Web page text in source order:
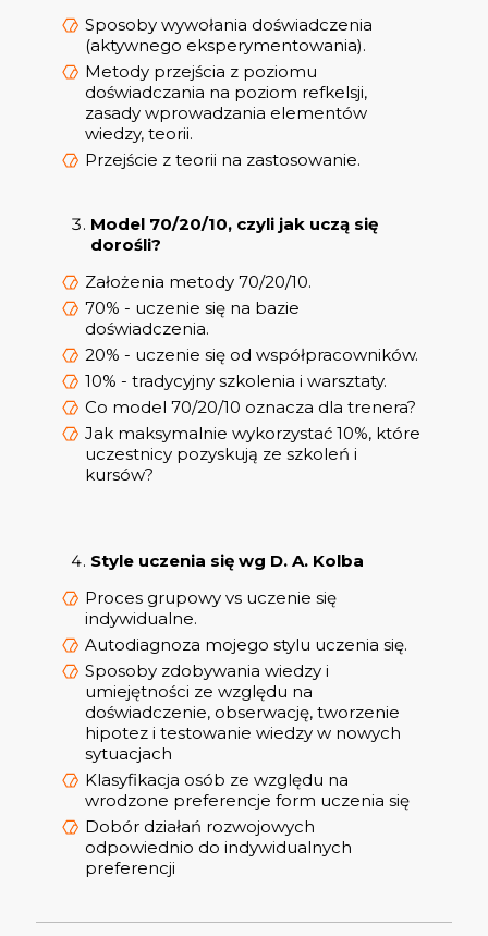
Sposoby wywołania doświadczenia
(aktywnego eksperymentowania).
Metody przejścia z poziomu
doświadczania na poziom refkelsji,
zasady wprowadzania elementów
wiedzy, teorii.
Przejście z teorii na zastosowanie.
Model 70/20/10, czyli jak uczą się
dorośli?
Założenia metody 70/20/10.
70% - uczenie się na bazie
doświadczenia.
20% - uczenie się od współpracowników.
10% - tradycyjny szkolenia i warsztaty.
Co model 70/20/10 oznacza dla trenera?
Jak maksymalnie wykorzystać 10%, które
uczestnicy pozyskują ze szkoleń i
kursów?
Style uczenia się wg D. A. Kolba
Proces grupowy vs uczenie się
indywidualne.
Autodiagnoza mojego stylu uczenia się.
Sposoby zdobywania wiedzy i
umiejętności ze względu na
doświadczenie, obserwację, tworzenie
hipotez i testowanie wiedzy w nowych
sytuacjach
Klasyfikacja osób ze względu na
wrodzone preferencje form uczenia się
Dobór działań rozwojowych
odpowiednio do indywidualnych
preferencji